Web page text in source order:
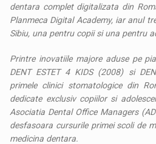
dentara complet digitalizata din
Planmeca Digital Academy, iar anul
Sibiu, una pentru copii si una pentru
Printre inovatiile majore aduse pe
DENT ESTET 4 KIDS (2008) si
primele clinici stomatologice din
dedicate exclusiv copiilor si
Asociatia Dental Office Managers
desfasoara cursurile primei scoli de
medicina dentara.